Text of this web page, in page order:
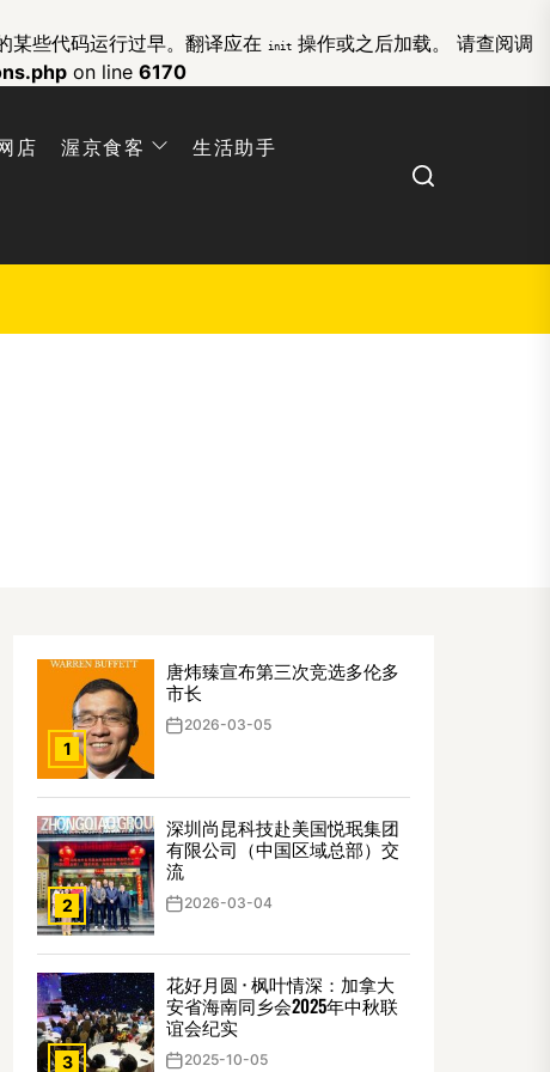
某些代码运行过早。翻译应在 init 操作或之后加载。 请查阅调
on line 6170
店 渥京食客 生活助手
Search
1
唐炜臻宣布第三次竞选多伦多
市长
2026-03-05
2
深圳尚昆科技赴美国悦珉集团
有限公司（中国区域总部）交
流
2026-03-04
3
花好月圆 · 枫叶情深：加拿大
安省海南同乡会2025年中秋联
谊会纪实
2025-10-05